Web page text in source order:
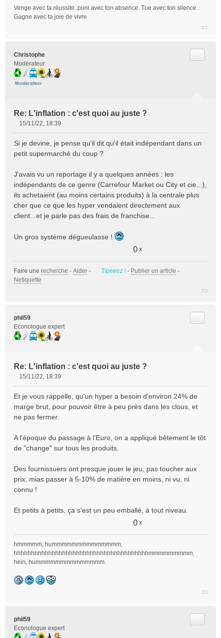
o
n
Venge avec ta réussite. puni avec ton absence. Tue avec ton silence .
Gagne avec ta joie de vivre
Christophe
Modérateur
Re: L'inflation : c'est quoi au juste ?
s
s
g
e
n
l
15/11/22, 18:39
Si je devine, je pense qu'il dit qu'il était indépendant dans un
petit supermarché du coup ?
J'avais vu un reportage il y a quelques années : les
indépendants de ce genre (Carrefour Market ou City et cie...),
ils achetaient (au moins certains produits) à la centrale plus
cher que ce que les hyper vendaient directement aux
client...et je parle pas des frais de franchise...
Un gros système dégueulasse !
0 x
Faire une recherche - Aider - Tipeeez ! - Publier un article -
Netiquette
phil59
Econologue expert
Re: L'inflation : c'est quoi au juste ?
s
s
a
e
l
u
15/11/22, 18:39
Et je vous rappelle, qu'un hyper a besoin d'environ 24% de
marge brut, pour pouvoir être à peu près dans les clous, et
ne pas fermer.
A l'époque du passage à l'Euro, on a appliqué bêtement le tôt
de "change" sur tous les produits.
Des fournissuers ont presque jouer le jeu, pas toucher aux
prix, mias passer à 5-10% de matière en moins, ni vu, ni
connu !
Et petits à petits, ça s'est un peu emballé, à tout niveau.
0 x
hmmmmm, hummmmmmmmmmmmmm,
hhhhhhhhhhhhhhhhhhhhhhhhhhhhhhhhhhhhhhhmmmmmmmmm,
hein, hummmmmmmmmmmmmm.
phil59
Econologue expert